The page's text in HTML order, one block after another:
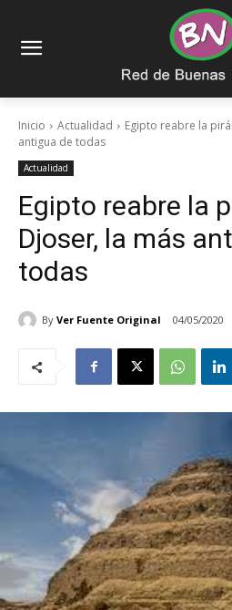
Inicio Actualidad
Egipto reabre la
antigua de todas
Actualidad
Egipto reabre la
Djoser, la más
todas
By Ver Fuente Original 04/05/2020